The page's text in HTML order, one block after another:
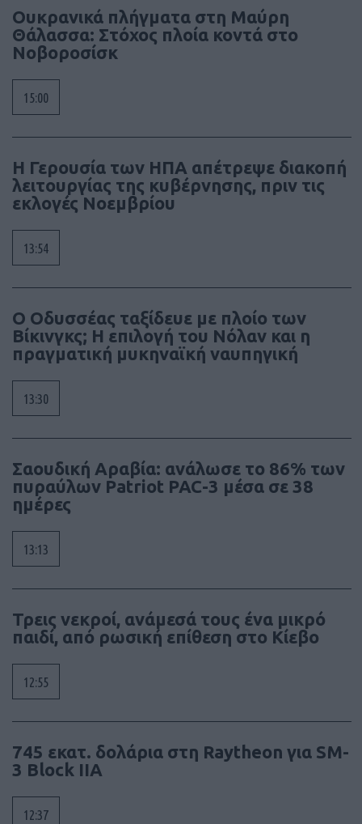
Ουκρανικά πλήγματα στη Μαύρη
Θάλασσα: Στόχος πλοία κοντά στο
Νοβοροσίσκ
15:00
Η Γερουσία των ΗΠΑ απέτρεψε διακοπή
λειτουργίας της κυβέρνησης, πριν τις
εκλογές Νοεμβρίου
13:54
Ο Οδυσσέας ταξίδευε με πλοίο των
Βίκινγκς; Η επιλογή του Νόλαν και η
πραγματική μυκηναϊκή ναυπηγική
13:30
Σαουδική Αραβία: ανάλωσε το 86% των
πυραύλων Patriot PAC-3 μέσα σε 38
ημέρες
13:13
Τρεις νεκροί, ανάμεσά τους ένα μικρό
παιδί, από ρωσική επίθεση στο Κίεβο
12:55
745 εκατ. δολάρια στη Raytheon για SM-
3 Block IIA
12:37